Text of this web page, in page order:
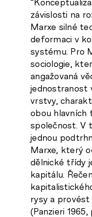
závislosti na
Marxe silné
deformaci v
systému. Pro
sociologie,
angažovaná
jednostranost
vrstvy,
obou hlavních
společnost. V
jednou
Marxe, který
dělnické třídy
kapitálu.
rysy a provést
(Panzieri